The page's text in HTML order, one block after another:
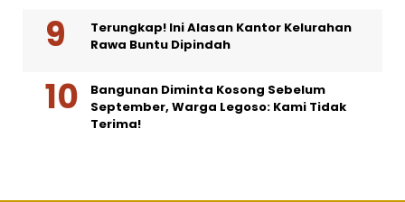
Terungkap! Ini Alasan Kantor Kelurahan
Rawa Buntu Dipindah
Bangunan Diminta Kosong Sebelum
September, Warga Legoso: Kami Tidak
Terima!